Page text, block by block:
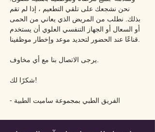
نحن نشجعك على تلقي التطعيم ، إذا لم تقم
بذلك. نطلب من المريض الذي يعاني من الحمى
أو السعال أو الجهاز التنفسي العلوي أن يستخدم
قناعًا عند الحضور لتحديد موعد وإخطار موظفينا.
يرجى الاتصال بنا مع أي مخاوف.
شكرًا لك!
- الفريق الطبي بمجموعة ساميت الطبية